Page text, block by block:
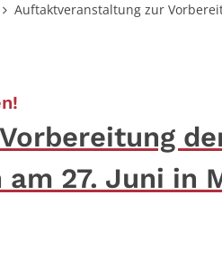
Auftaktveranstaltung zur
27. Juni in